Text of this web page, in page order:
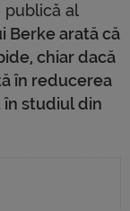
publică al
Berke arată că
chiar dacă
în reducerea
studiul din